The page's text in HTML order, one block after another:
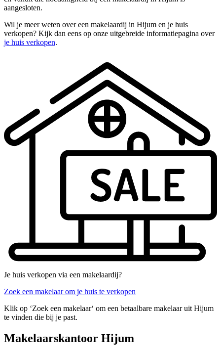
aangesloten.
Wil je meer weten over een makelaardij in Hijum en je huis
verkopen? Kijk dan eens op onze uitgebreide informatiepagina over
je huis verkopen.
Je huis verkopen via een makelaardij?
Zoek een makelaar om je huis te verkopen
Klik op ‘Zoek een makelaar‘ om een betaalbare makelaar uit Hijum
te vinden die bij je past.
Makelaarskantoor Hijum